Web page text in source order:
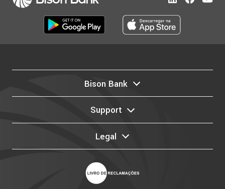
Bison Bank
Support
Legal